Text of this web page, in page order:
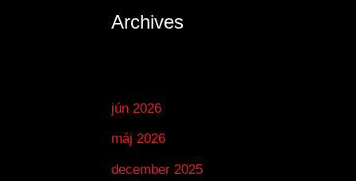
Archives
jún 2026
máj 2026
december 2025